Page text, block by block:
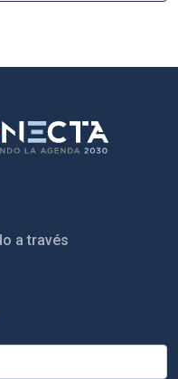
a través